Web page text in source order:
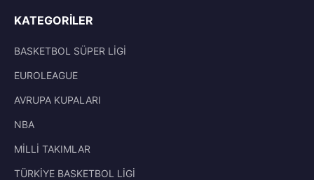
KATEGORILER
BASKETBOL SÜPER LİGİ
EUROLEAGUE
AVRUPA KUPALARI
NBA
MİLLİ TAKIMLAR
TÜRKİYE BASKETBOL LİGİ